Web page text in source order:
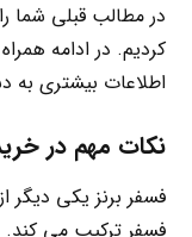
در مطالب قبلی شما
کردیم. در ادامه
اطلاعات بیشتری به
نکات مهم در
فسفر برنز یکی
فسفر ترکیب می کند.